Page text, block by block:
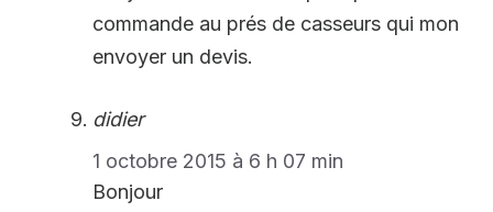
commande au prés de casseurs qui mon
envoyer un devis.
didier
1 octobre 2015 à 6 h 07 min
Bonjour